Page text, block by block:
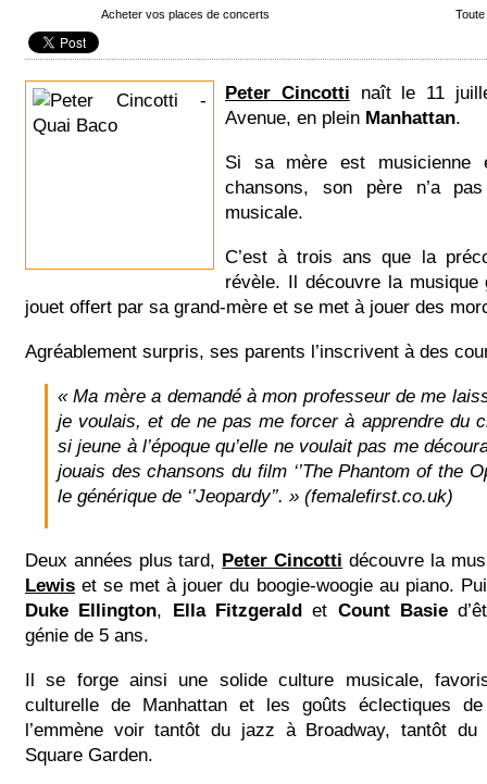
Acheter vos places de concerts
Peter Cincotti naît le 11
Avenue, en plein Manhattan.
Si sa mère est musicienne
chansons, son père n’a
musicale.
C’est à trois ans que la
révèle. Il découvre la musique
jouet offert par sa grand-mère et se met à jouer des
Agréablement surpris, ses parents l’inscrivent à des
« Ma mère a demandé à mon professeur de me
je voulais, et de ne pas me forcer à apprendre du
si jeune à l’époque qu’elle ne voulait pas me
jouais des chansons du film ‘’The Phantom of the
le générique de ‘’Jeopardy’’. » (femalefirst.co.uk)
Deux années plus tard, Peter Cincotti découvre la
Lewis et se met à jouer du boogie-woogie au piano.
Duke Ellington, Ella Fitzgeraldet Count Basie
génie de 5 ans.
Il se forge ainsi une solide culture musicale,
culturelle de Manhattan et les goûts éclectiques
l’emmène voir tantôt du jazz à Broadway, tantôt
Square Garden.